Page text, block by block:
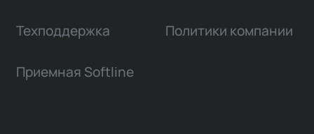
Техподдержка Политики компании
Приемная Softline